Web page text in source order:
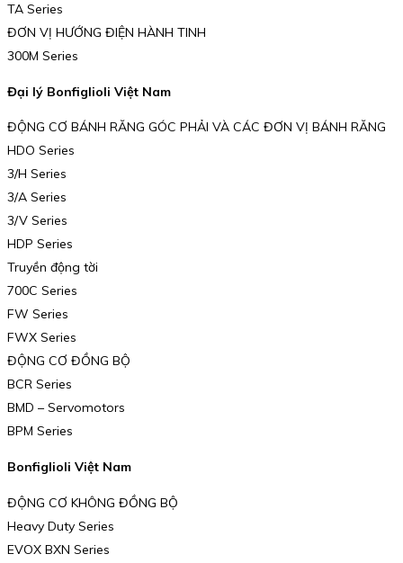
TA Series
ĐƠN VỊ HƯỚNG ĐIỆN HÀNH TINH
300M Series
Đại lý Bonfiglioli Việt Nam
ĐỘNG CƠ BÁNH RĂNG GÓC PHẢI VÀ CÁC ĐƠN VỊ BÁNH RĂNG
HDO Series
3/H Series
3/A Series
3/V Series
HDP Series
Truyền động tời
700C Series
FW Series
FWX Series
ĐỘNG CƠ ĐỒNG BỘ
BCR Series
BMD – Servomotors
BPM Series
Bonfiglioli Việt Nam
ĐỘNG CƠ KHÔNG ĐỒNG BỘ
Heavy Duty Series
EVOX BXN Series